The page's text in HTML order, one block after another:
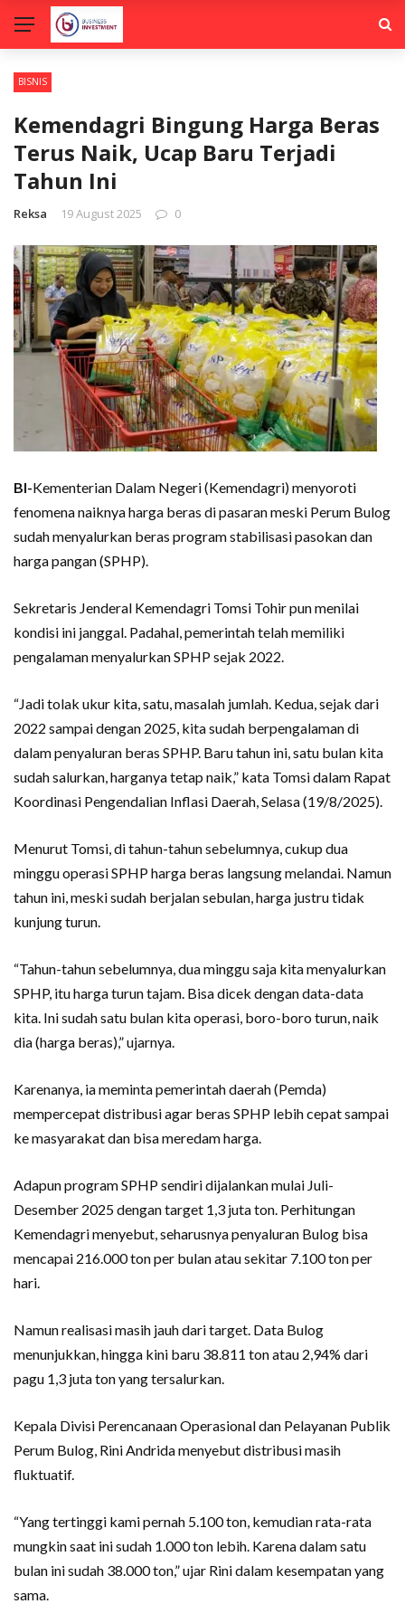
BISNIS
Kemendagri Bingung Harga Beras
Terus Naik, Ucap Baru Terjadi
Tahun Ini
Reksa 19 August 2025 0
BI-Kementerian Dalam Negeri (Kemendagri) menyoroti
fenomena naiknya harga beras di pasaran meski Perum Bulog
sudah menyalurkan beras program stabilisasi pasokan dan
harga pangan (SPHP).
Sekretaris Jenderal Kemendagri Tomsi Tohir pun menilai
kondisi ini janggal. Padahal, pemerintah telah memiliki
pengalaman menyalurkan SPHP sejak 2022.
“Jadi tolak ukur kita, satu, masalah jumlah. Kedua, sejak dari
2022 sampai dengan 2025, kita sudah berpengalaman di
dalam penyaluran beras SPHP. Baru tahun ini, satu bulan kita
sudah salurkan, harganya tetap naik,” kata Tomsi dalam Rapat
Koordinasi Pengendalian Inflasi Daerah, Selasa (19/8/2025).
Menurut Tomsi, di tahun-tahun sebelumnya, cukup dua
minggu operasi SPHP harga beras langsung melandai. Namun
tahun ini, meski sudah berjalan sebulan, harga justru tidak
kunjung turun.
“Tahun-tahun sebelumnya, dua minggu saja kita menyalurkan
SPHP, itu harga turun tajam. Bisa dicek dengan data-data
kita. Ini sudah satu bulan kita operasi, boro-boro turun, naik
dia (harga beras),” ujarnya.
Karenanya, ia meminta pemerintah daerah (Pemda)
mempercepat distribusi agar beras SPHP lebih cepat sampai
ke masyarakat dan bisa meredam harga.
Adapun program SPHP sendiri dijalankan mulai Juli-
Desember 2025 dengan target 1,3 juta ton. Perhitungan
Kemendagri menyebut, seharusnya penyaluran Bulog bisa
mencapai 216.000 ton per bulan atau sekitar 7.100 ton per
hari.
Namun realisasi masih jauh dari target. Data Bulog
menunjukkan, hingga kini baru 38.811 ton atau 2,94% dari
pagu 1,3 juta ton yang tersalurkan.
Kepala Divisi Perencanaan Operasional dan Pelayanan Publik
Perum Bulog, Rini Andrida menyebut distribusi masih
fluktuatif.
“Yang tertinggi kami pernah 5.100 ton, kemudian rata-rata
mungkin saat ini sudah 1.000 ton lebih. Karena dalam satu
bulan ini sudah 38.000 ton,” ujar Rini dalam kesempatan yang
sama.